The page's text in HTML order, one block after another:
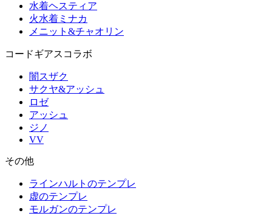
水着ヘスティア
火水着ミナカ
メニット&チャオリン
コードギアスコラボ
闇スザク
サクヤ&アッシュ
ロゼ
アッシュ
ジノ
VV
その他
ラインハルトのテンプレ
虚のテンプレ
モルガンのテンプレ